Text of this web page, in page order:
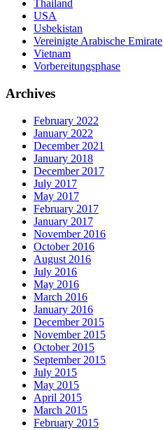
Thailand
USA
Usbekistan
Vereinigte Arabische Emirate
Vietnam
Vorbereitungsphase
Archives
February 2022
January 2022
December 2021
January 2018
December 2017
July 2017
May 2017
February 2017
January 2017
November 2016
October 2016
August 2016
July 2016
May 2016
March 2016
January 2016
December 2015
November 2015
October 2015
September 2015
July 2015
May 2015
April 2015
March 2015
February 2015